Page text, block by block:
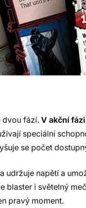
dvou fází. V akční fázi
speciální
se počet
udržuje napětí a
blaster i světelný
pravý moment.